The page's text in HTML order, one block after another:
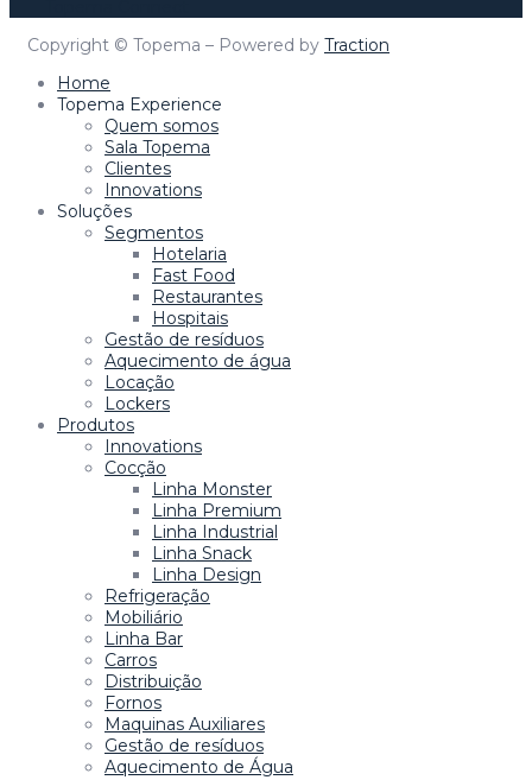
Copyright © Topema – Powered by Traction
Home
Topema Experience
Quem somos
Sala Topema
Clientes
Innovations
Soluções
Segmentos
Hotelaria
Fast Food
Restaurantes
Hospitais
Gestão de resíduos
Aquecimento de água
Locação
Lockers
Produtos
Innovations
Cocção
Linha Monster
Linha Premium
Linha Industrial
Linha Snack
Linha Design
Refrigeração
Mobiliário
Linha Bar
Carros
Distribuição
Fornos
Maquinas Auxiliares
Gestão de resíduos
Aquecimento de Água